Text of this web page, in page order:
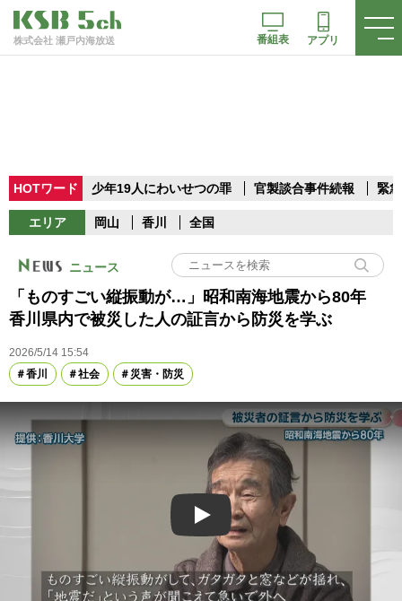
株式会社 瀬戸内海放送 番組表 アプリ
HOTワード 少年19人にわいせつの罪 官製談合事件続報 緊
エリア 岡山 香川 全国
ニュース
「ものすごい縦振動が…」昭和南海地震から80年
香川県内で被災した人の証言から防災を学ぶ
2026/5/14 15:54
香川
社会 災害・防災
Play